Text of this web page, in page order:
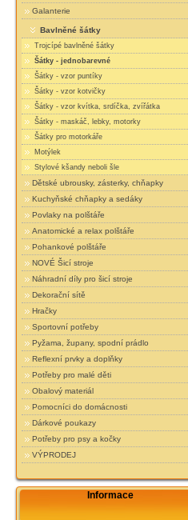
Galanterie
Bavlněné šátky
Trojcípé bavlněné šátky
Šátky - jednobarevné
Šátky - vzor puntíky
Šátky - vzor kotvičky
Šátky - vzor kvítka, srdíčka, zvířátka
Šátky - maskáč, lebky, motorky
Šátky pro motorkáře
Motýlek
Stylové kšandy neboli šle
Dětské ubrousky, zásterky, chňapky
Kuchyňské chňapky a sedáky
Povlaky na polštáře
Anatomické a relax polštáře
Pohankové polštáře
NOVÉ Šicí stroje
Náhradní díly pro šicí stroje
Dekorační sítě
Hračky
Sportovní potřeby
Pyžama, župany, spodní prádlo
Reflexní prvky a doplňky
Potřeby pro malé děti
Obalový materiál
Pomocníci do domácnosti
Dárkové poukazy
Potřeby pro psy a kočky
VÝPRODEJ
Informace